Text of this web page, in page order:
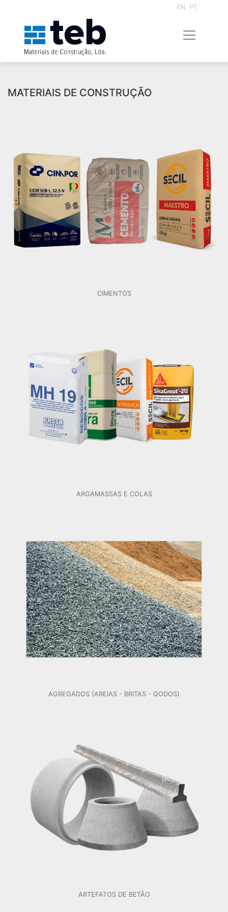
EN PT
MATERIAIS DE CONSTRUÇÃO
CIMENTOS
ARGAMASSAS E COLAS
AGREGADOS (AREIAS - BRITAS - GODOS)
ARTEFATOS DE BETÃO